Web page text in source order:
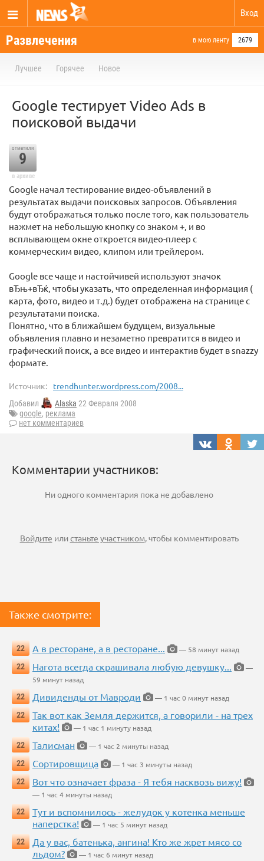
Вход
Развлечения в мою ленту 2679
Лучшее Горячее Новое
Google тестирует Video Ads в
поисковой выдачи
отметили
9
в архиве
Google начал тестирование видео-объявлений в
результатах выдачи поисковых запросов. Объявления
будут отображаться только после того, как пользователь
нажмет на небольшую кнопку со знаком +, и во
всплывающем окне откроется видео-плеер с
коммерческим видео, клипом или трейлером.
Google все чаще и настойчивей используют значок
вЂњ+вЂќ, чтобы указать, что определенная информация (
карта, фото, видео и т.д.) будет отображена на странице с
результатами поиска.
Понятно, что в ближайшем будущем, визуальные
объявления плавно и незаметно превратится в видео и
графический поиск, а все видео и интерактив будет в snazzy
формате.
Источник: trendhunter.wordpress.com/2008...
Добавил Alaska 22 Февраля 2008
google, реклама
нет комментариев
Комментарии участников:
Ни одного комментария пока не добавлено
Войдите илистаньте участником, чтобы комментировать
Также смотрите:
22 А в ресторане, а в ресторане...
— 58 минут назад
22
Нагота всегда скрашивала любую девушку...
—
59 минут назад
22
Дивиденды от Мавроди
— 1 час 0 минут назад
22
Так вот как Земля держится, а говорили - на трех
китах!
— 1 час 1 минуту назад
22
Талисман
— 1 час 2 минуты назад
22
Сортировщица
— 1 час 3 минуты назад
22
Вот что означает фраза - Я тебя насквозь вижу!
— 1 час 4 минуты назад
22
Тут и вспомнилось - желудок у котенка меньше
наперстка!
— 1 час 5 минут назад
22
Да у вас, батенька, ангина! Кто же жрет мясо со
льдом?
— 1 час 6 минут назад